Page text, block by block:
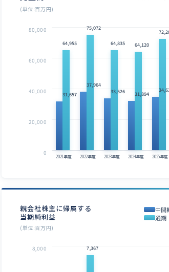
(単位:百万円)
80,000
60,000
40,000
20,000
0
31,657
64,955
37,964
75,072
33,526
64,835
31,894
64,120
2021年度 2022年度 2023年度 2024年度 2025年度
親会社株主に帰属する
当期純利益
(単位:百万円)
中間
通期
8,000 7,367